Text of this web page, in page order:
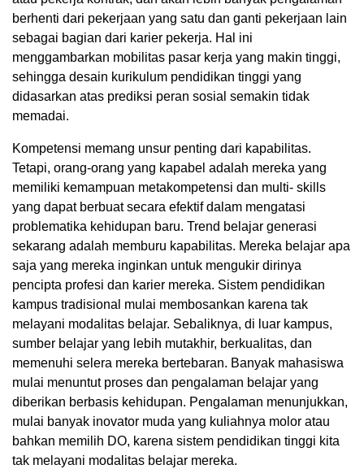
berhenti dari pekerjaan yang satu dan ganti pekerjaan lain
sebagai bagian dari karier pekerja. Hal ini
menggambarkan mobilitas pasar kerja yang makin tinggi,
sehingga desain kurikulum pendidikan tinggi yang
didasarkan atas prediksi peran sosial semakin tidak
memadai.
Kompetensi memang unsur penting dari kapabilitas.
Tetapi, orang-orang yang kapabel adalah mereka yang
memiliki kemampuan metakompetensi dan multi- skills
yang dapat berbuat secara efektif dalam mengatasi
problematika kehidupan baru. Trend belajar generasi
sekarang adalah memburu kapabilitas. Mereka belajar apa
saja yang mereka inginkan untuk mengukir dirinya
pencipta profesi dan karier mereka. Sistem pendidikan
kampus tradisional mulai membosankan karena tak
melayani modalitas belajar. Sebaliknya, di luar kampus,
sumber belajar yang lebih mutakhir, berkualitas, dan
memenuhi selera mereka bertebaran. Banyak mahasiswa
mulai menuntut proses dan pengalaman belajar yang
diberikan berbasis kehidupan. Pengalaman menunjukkan,
mulai banyak inovator muda yang kuliahnya molor atau
bahkan memilih DO, karena sistem pendidikan tinggi kita
tak melayani modalitas belajar mereka.